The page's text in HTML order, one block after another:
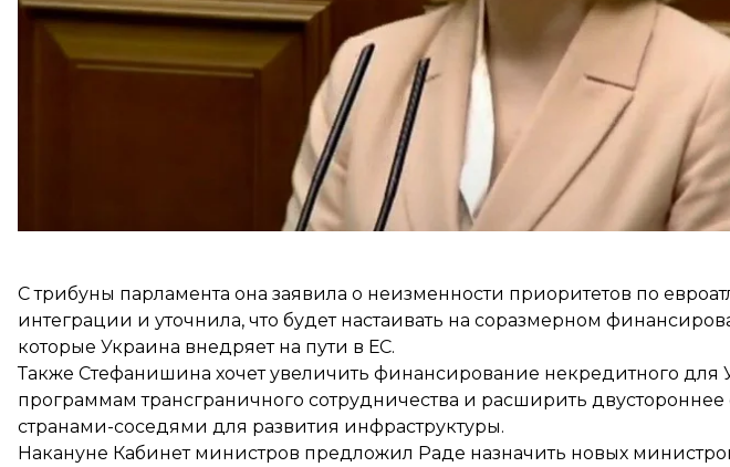
С трибуны парламента она заявила о неизменности приоритетов по
интеграции и уточнила, что будет настаивать на соразмерном
которые Украина внедряет на пути в ЕС.
Также Стефанишина хочет увеличить финансирование некредитного для
программам трансграничного сотрудничества и расширить двустороннее
странами-соседями для развития инфраструктуры.
Накануне Кабинет министров предложил Раде назначить новых